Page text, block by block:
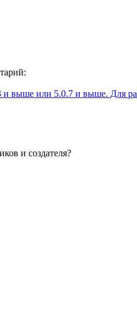
и выше или 5.0.7 и выше. Для
и создателя?